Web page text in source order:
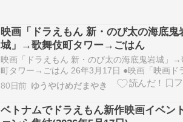
映画「ドラえもん 新・のび太の海底鬼
城」→歌舞伎町タワー→ごはん
映画「ドラえもん 新・のび太の海底鬼岩城」→
町タワー→ごはん 26年3月17日 ●映画「映画ド
ん 新・のび太の海底鬼岩城」観ました 配偶者
で観ました 女性に仕事させすぎ ブログ記事(写
ちら) https://plaza.rakuten.co.jp/yuu…
80日前 ゆうやけめだまやき
ベトナムでドラえもん新作映画イベン